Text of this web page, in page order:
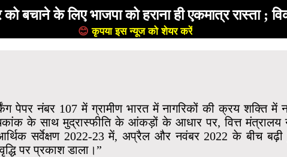
के लिए भाजपा को हराना ही एकमात्र रास्ता ;
😊 कृपया इस न्यूज को शेयर करें😊
पेपर नंबर 107 में ग्रामीण भारत में नागरिकों की क्रय शक्ति
के साथ मुद्रास्फीति के आंकड़ों के आधार पर, वित्त
सर्वेक्षण 2022-23 में, अप्रैल और नवंबर 2022 के बीच बढ़ी
पर प्रकाश डाला।”